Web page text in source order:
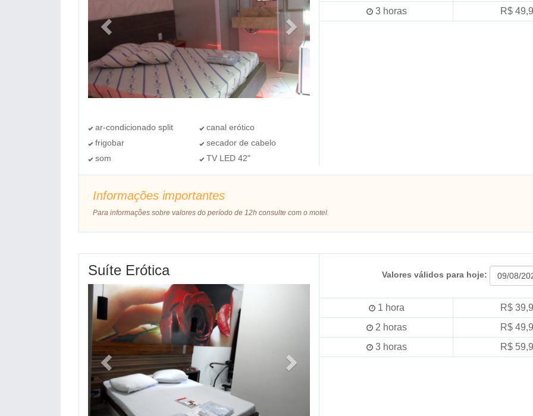
ar-condicionado split
canal erótico
frigobar
secador de cabelo
som
TV LED 42"
3 horas R$
Informações importantes
Para informações sobre valores do período de 12h consulte com o motel.
Suíte Erótica Valores válidos para hoje:
1 hora R$
2 horas R$
3 horas R$